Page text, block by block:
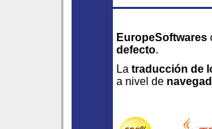
EuropeSoftwares
defecto.
La traducción de
a nivel de